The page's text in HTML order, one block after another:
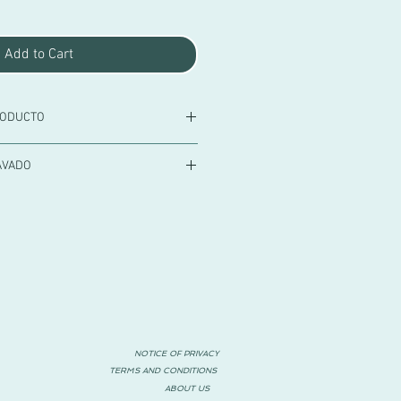
Add to Cart
suave. Evitar el uso de
NOTICE OF PRIVACY
TERMS AND CONDITIONS
ABOUT US